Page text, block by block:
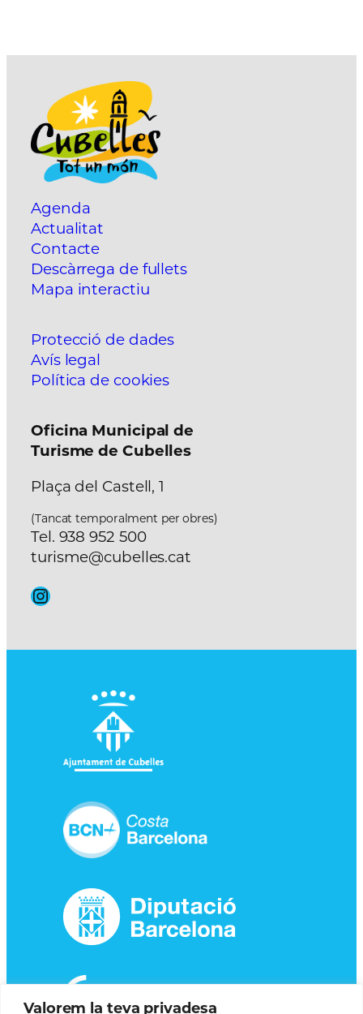
Valorem la teva privadesa
Agenda
Actualitat
Contacte
Descàrrega de fullets
Mapa interactiu
Protecció de dades
Avís legal
Política de cookies
Oficina Municipal de
Turisme de Cubelles
Plaça del Castell, 1
(Tancat temporalment per obres)
Tel. 938 952 500
turisme@cubelles.cat
Instagram